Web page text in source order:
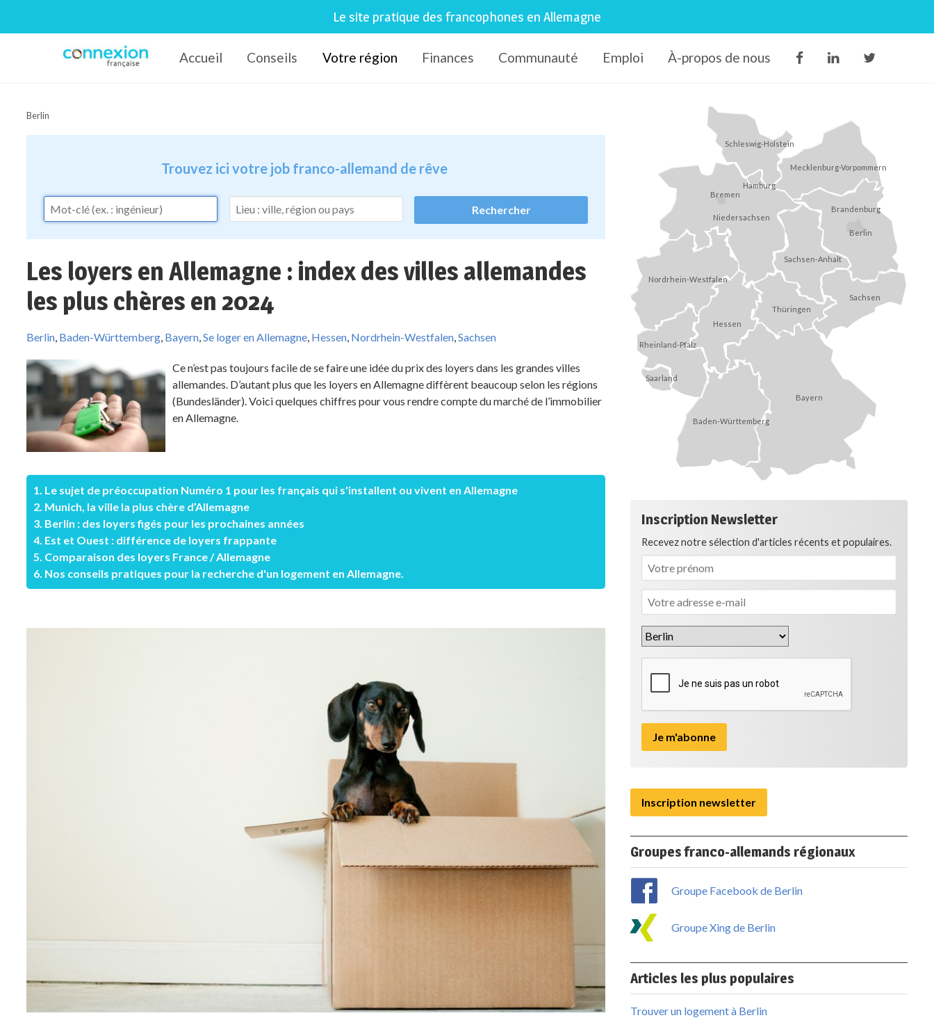
Le site pratique des francophones en Allemagne
Connexion-Française Accueil Conseils Votre région Finances Communauté Emploi À-propos de nous
Berlin
Trouvez ici votre job franco-allemand de rêve
Les loyers en Allemagne : index des villes allemandes
les plus chères en 2024
Berlin, Baden-Württemberg, Bayern,Se loger en Allemagne, Hessen, Nordrhein-Westfalen,Sachsen
Ce n’est pas toujours facile de se faire une idée du prix des loyers dans les grandes villes
allemandes. D’autant plus que les loyers en Allemagne diffèrent beaucoup selon les régions
(Bundesländer). Voici quelques chiffres pour vous rendre compte du marché de l’immobilier
en Allemagne.
1. Le sujet de préoccupation Numéro 1 pour les français qui s'installent ou vivent en Allemagne
2. Munich, la ville la plus chère d’Allemagne
3. Berlin : des loyers figés pour les prochaines années
4. Est et Ouest : différence de loyers frappante
5. Comparaison des loyers France / Allemagne
6. Nos conseils pratiques pour la recherche d'un logement en Allemagne.
Berlin
Bremen
Hamburg
Saarland
Schleswig-Holstein
Mecklenburg-Vorpommern
Brandenburg
Niedersachsen
Sachsen-Anhalt
Sachsen
Thüringen
Hessen
Nordrhein-Westfalen
Rheinland-Pfalz
Baden-Württemberg
Bayern
Inscription Newsletter
Recevez notre sélection d'articles récents et populaires.
Inscription newsletter
Groupes franco-allemands régionaux
Groupe Facebook de Berlin
Groupe Xing de Berlin
Articles les plus populaires
Trouver un logement à Berlin